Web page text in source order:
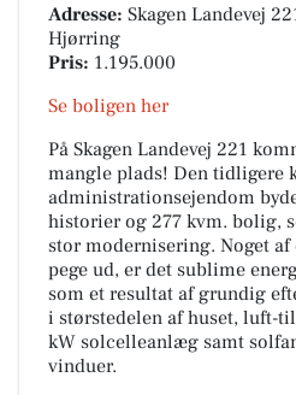
Adresse: Skagen Landevej
Hjørring
Pris: 1.195.000
Se boligen her
På Skagen Landevej 221
mangle plads! Den tidligere
administrationsejendom
historier og 277 kvm. bolig,
stor modernisering. Noget
pege ud, er det sublime
som et resultat af grundig
i størstedelen af huset, luft-
kW solcelleanlæg samt
vinduer.